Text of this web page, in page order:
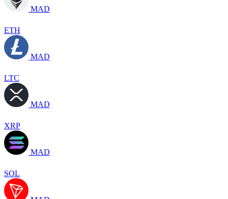
MAD
ETH
MAD
LTC
MAD
XRP
MAD
SOL